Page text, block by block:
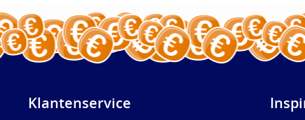
Klantenservice